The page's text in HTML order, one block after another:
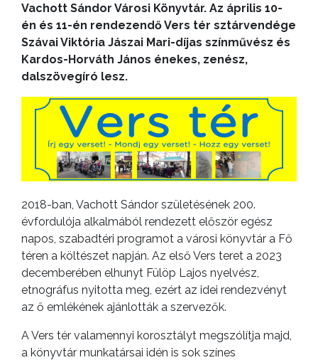
Vachott Sándor Városi Könyvtár. Az április 10-
én és 11-én rendezendő Vers tér sztárvendége
Szávai Viktória Jászai Mari-díjas színművész és
Kardos-Horváth János énekes, zenész,
dalszövegíró lesz.
2018-ban, Vachott Sándor születésének 200.
évfordulója alkalmából rendezett először egész
napos, szabadtéri programot a városi könyvtár a Fő
téren a költészet napján. Az első Vers teret a 2023
decemberében elhunyt Fülöp Lajos nyelvész,
etnográfus nyitotta meg, ezért az idei rendezvényt
az ő emlékének ajánlották a szervezők.
A Vers tér valamennyi korosztályt megszólítja majd,
a könyvtár munkatársai idén is sok színes